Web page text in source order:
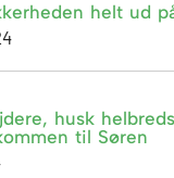
helt ud
husk
til Søren